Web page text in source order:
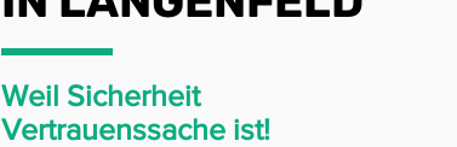
Weil Sicherheit
Vertrauenssache ist!